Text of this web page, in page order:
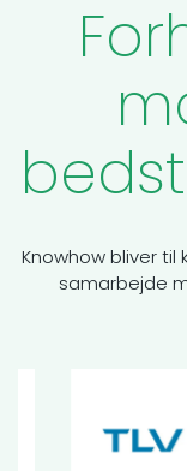
Knowhow bliver til
samarbejde